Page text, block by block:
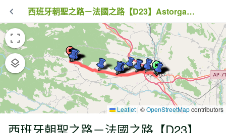
西班牙朝聖之路－法國之路【D23】Astorga－Rabanal
Leaflet | ©OpenStreetMapcontributors
西班牙朝聖之路－法國之路【D23】